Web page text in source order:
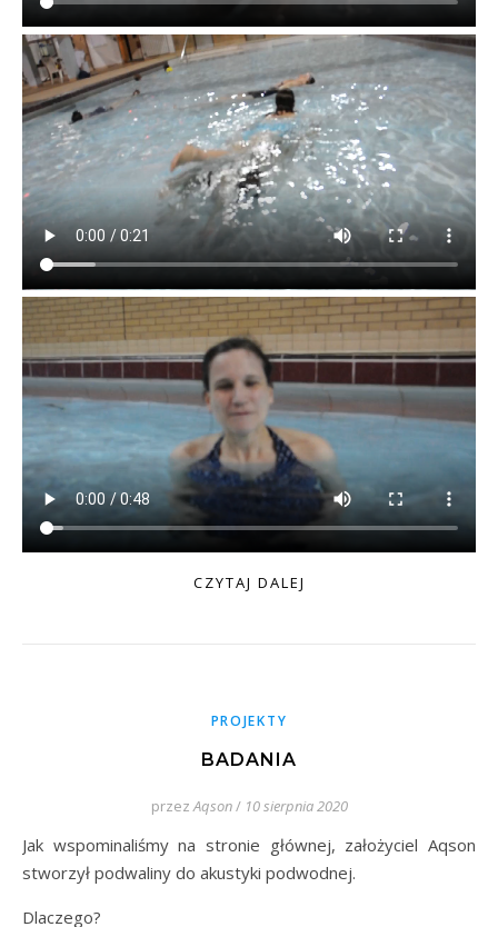
CZYTAJ DALEJ
PROJEKTY
BADANIA
przezAqson/ 10 sierpnia 2020
Jak wspominaliśmy na stronie głównej, założyciel Aqson
stworzył podwaliny do akustyki podwodnej.
Dlaczego?